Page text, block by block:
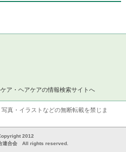
ア・ヘアケアの情報検索サイトへ
真・イラストなどの無断転載を禁じま
2012
連合会 All rights reserved.